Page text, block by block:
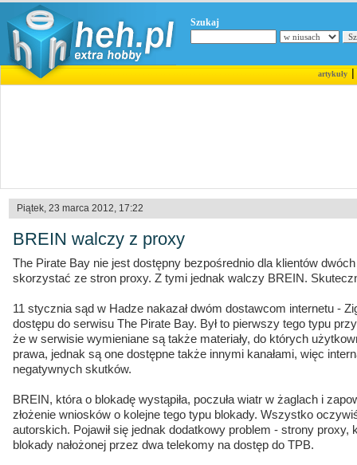
Szukaj
artykuły|
Piątek, 23 marca 2012, 17:22
BREIN walczy z proxy
The Pirate Bay nie jest dostępny bezpośrednio dla klientów
skorzystać ze stron proxy. Z tymi jednak walczy BREIN.
11 stycznia sąd w Hadze nakazał dwóm dostawcom internetu -
dostępu do serwisu The Pirate Bay. Był to pierwszy tego typu
że w serwisie wymieniane są także materiały, do których
prawa, jednak są one dostępne także innymi kanałami, więc
negatywnych skutków.
BREIN, która o blokadę wystąpiła, poczuła wiatr w żaglach i
złożenie wniosków o kolejne tego typu blokady. Wszystko
autorskich. Pojawił się jednak dodatkowy problem - strony proxy,
blokady nałożonej przez dwa telekomy na dostęp do TPB.